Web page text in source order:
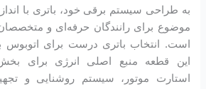
به طراحی سیستم برقی خود، باتری با
موضوع برای رانندگان حرفه‌ای و
است. انتخاب باتری درست برای اتوبوس
این قطعه منبع اصلی انرژی برای
استارت موتور، سیستم روشنایی و